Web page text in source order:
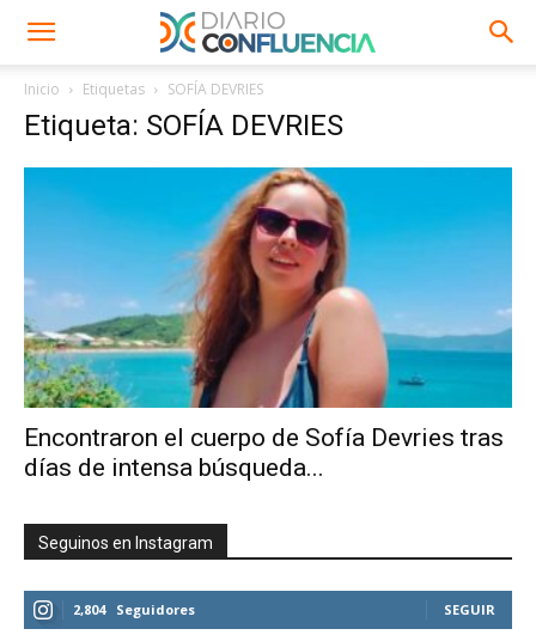
Inicio Etiquetas SOFÍA DEVRIES
Etiqueta: SOFÍA DEVRIES
Encontraron el cuerpo de Sofía Devries tras
días de intensa búsqueda...
Seguinos en Instagram
2,804 Seguidores SEGUIR